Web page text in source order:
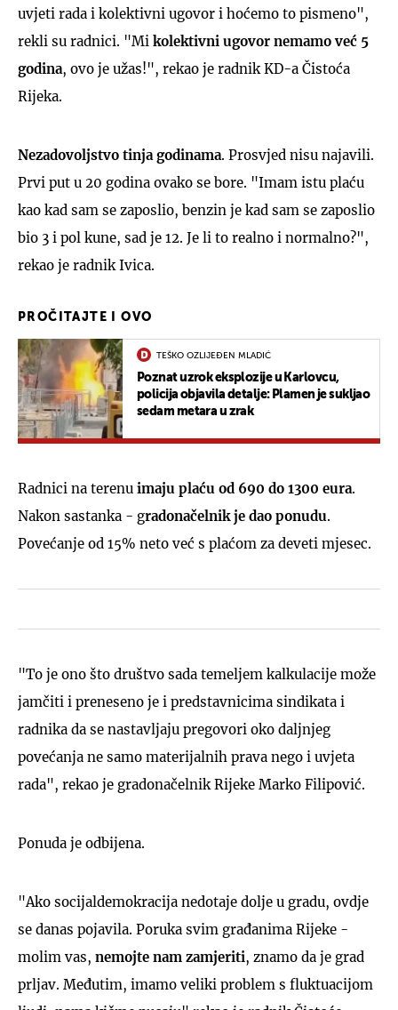
uvjeti rada i kolektivni ugovor i hoćemo to pismeno",
rekli su radnici. "Mi kolektivni ugovor nemamo već 5
godina, ovo je užas!", rekao je radnik KD-a Čistoća
Rijeka.
Nezadovoljstvo tinja godinama. Prosvjed nisu najavili.
Prvi put u 20 godina ovako se bore. "Imam istu plaću
kao kad sam se zaposlio, benzin je kad sam se zaposlio
bio 3 i pol kune, sad je 12. Je li to realno i normalno?",
rekao je radnik Ivica.
PROČITAJTE I OVO
TEŠKO OZLIJEĐEN MLADIĆ
Poznat uzrok eksplozije u Karlovcu,
policija objavila detalje: Plamen je sukljao
sedam metara u zrak
Radnici na terenu imaju plaću od 690 do 1300 eura.
Nakon sastanka - gradonačelnik je dao ponudu.
Povećanje od 15% neto već s plaćom za deveti mjesec.
"To je ono što društvo sada temeljem kalkulacije može
jamčiti i preneseno je i predstavnicima sindikata i
radnika da se nastavljaju pregovori oko daljnjeg
povećanja ne samo materijalnih prava nego i uvjeta
rada", rekao je gradonačelnik Rijeke Marko Filipović.
Ponuda je odbijena.
"Ako socijaldemokracija nedotaje dolje u gradu, ovdje
se danas pojavila. Poruka svim građanima Rijeke -
molim vas, nemojte nam zamjeriti, znamo da je grad
prljav. Međutim, imamo veliki problem s fluktuacijom